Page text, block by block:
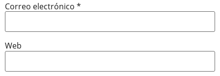
Correo electrónico *
Web